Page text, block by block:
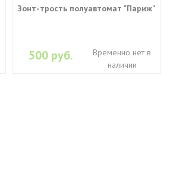
Зонт-трость полуавтомат "Париж"
500 руб.
Временно нет в
наличии